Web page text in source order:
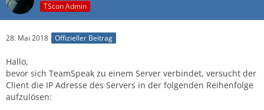
TScon Admin
28. Mai 2018 Offizieller Beitrag
Hallo,
bevor sich TeamSpeak zu einem Server verbindet, versucht der
Client die IP Adresse des Servers in der folgenden Reihenfolge
aufzulösen: